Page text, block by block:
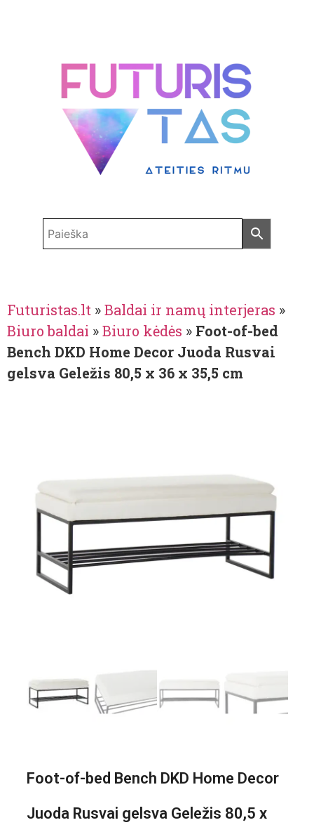
Futuristas.lt »Baldai ir namų interjeras »
Biuro baldai »Biuro kėdės » Foot-of-bed
Bench DKD Home Decor Juoda Rusvai
gelsva Geležis 80,5 x 36 x 35,5 cm
Foot-of-bed Bench DKD Home Decor
Juoda Rusvai gelsva Geležis 80,5 x